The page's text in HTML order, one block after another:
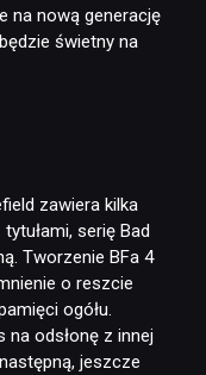
na nową generację
świetny na
zawiera kilka
serię Bad
Tworzenie BFa 4
o reszcie
ogółu.
odsłonę z innej
jeszcze